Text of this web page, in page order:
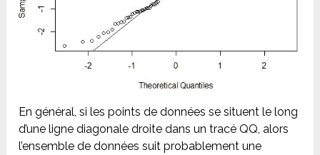
En général, si les points de données se situent le long
d’une ligne diagonale droite dans un tracé QQ, alors
l’ensemble de données suit probablement une